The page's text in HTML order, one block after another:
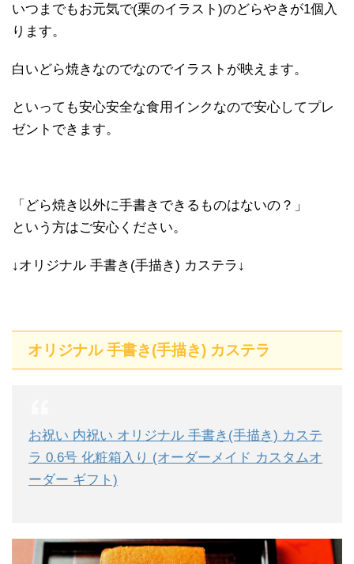
いつまでもお元気で(栗のイラスト)のどらやきが1個入
ります。
白いどら焼きなのでなのでイラストが映えます。
といっても安心安全な食用インクなので安心してプレ
ゼントできます。
「どら焼き以外に手書きできるものはないの？」
という方はご安心ください。
↓オリジナル 手書き(手描き) カステラ↓
オリジナル 手書き(手描き) カステラ
お祝い 内祝い オリジナル 手書き(手描き) カステ
ラ 0.6号 化粧箱入り (オーダーメイド カスタムオ
ーダー ギフト)